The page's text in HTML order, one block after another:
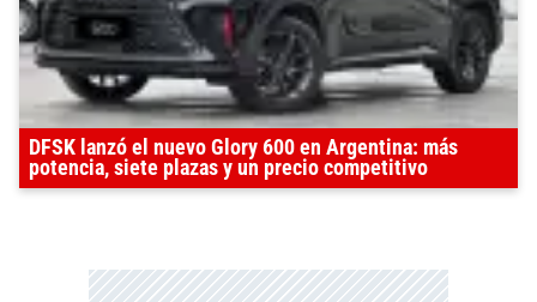
DFSK lanzó el nuevo Glory 600 en Argentina: más
potencia, siete plazas y un precio competitivo